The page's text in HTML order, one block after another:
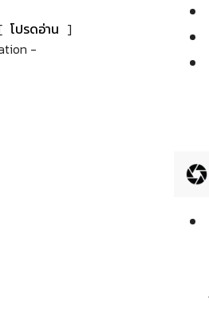
โปรดอ่าน ]
-